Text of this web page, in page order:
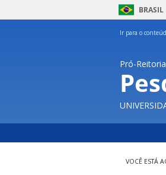
BRASIL
Ir para o
Pró-